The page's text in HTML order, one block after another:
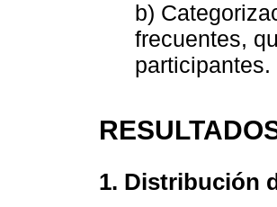
b)
frecuentes,
participantes.
1. Distribución